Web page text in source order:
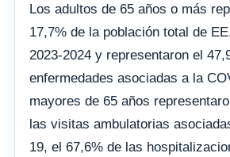
Los adultos de 65 años o más
17,7% de la población total de
2023-2024 y representaron el
enfermedades asociadas a la
mayores de 65 años
las visitas ambulatorias
19, el 67,6% de las